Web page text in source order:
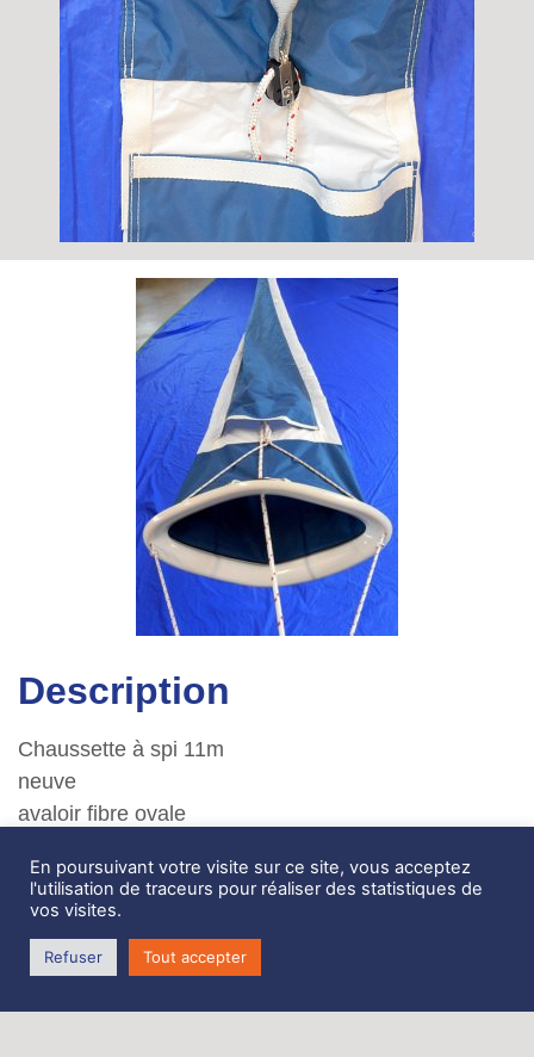
Description
Chaussette à spi 11m
neuve
avaloir fibre ovale
tissu microperforé.
Zone de Coativoric,
29590 Rosnoën
En poursuivant votre visite sur ce site, vous acceptez
l'utilisation de traceurs pour réaliser des statistiques de
vos visites.
Refuser Tout accepter